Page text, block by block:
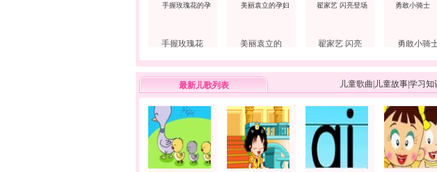
手握玫瑰花 美丽袁立的 翟家艺 闪亮 勇敢小骑
最新儿歌列表 儿童歌曲 儿童故事学习知